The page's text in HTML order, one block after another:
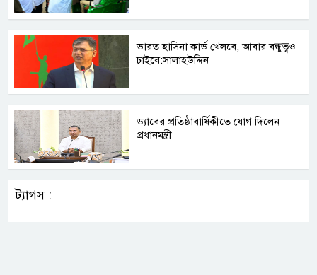
ভারত হাসিনা কার্ড খেলবে, আবার বন্ধুত্বও
চাইবে:সালাহউদ্দিন
ড্যাবের প্রতিষ্ঠাবার্ষিকীতে যোগ দিলেন
প্রধানমন্ত্রী
ট্যাগস :